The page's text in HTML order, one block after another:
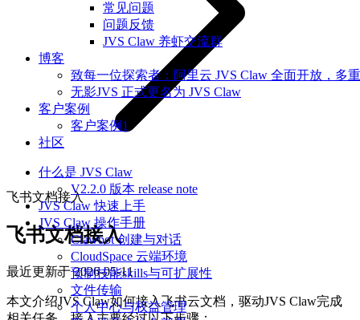
常见问题
问题反馈
JVS Claw 养虾交流群
博客
致每一位探索者：阿里云 JVS Claw 全面开放，多
无影JVS 正式更名为 JVS Claw
客户案例
客户案例1
社区
什么是 JVS Claw
V2.2.0 版本 release note
JVS Claw 快速上手
JVS Claw 操作手册
Clawbot 创建与对话
CloudSpace 云端环境
预制技能skills与可扩展性
文件传输
个人中心与权益管理
飞书文档接入
飞书文档接入
最近更新于2026-05-11
本文介绍JVS Claw如何接入飞书云文档，驱动JVS Claw完成